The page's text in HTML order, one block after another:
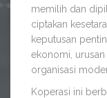
memilih dan
ciptakan
keputusan
ekonomi, urusan
organisasi
Koperasi ini